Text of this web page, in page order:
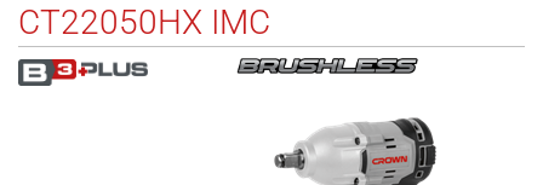
CT22050HX IMC